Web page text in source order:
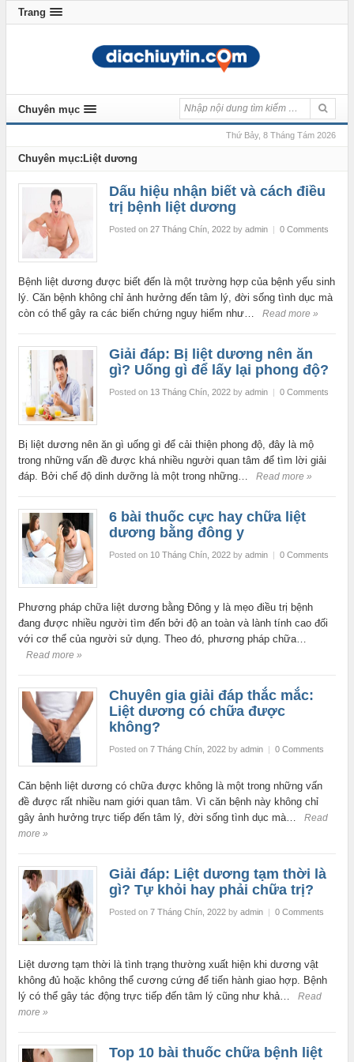
Trang
Chuyên mục
Thứ Bảy, 8 Tháng Tám 2026
Chuyên mục:Liệt dương
Dấu hiệu nhận biết và cách điều
trị bệnh liệt dương
Posted on 27 Tháng Chín, 2022by admin | 0 Comments
Bệnh liệt dương được biết đến là một trường hợp của bệnh yếu sinh
lý. Căn bệnh không chỉ ảnh hưởng đến tâm lý, đời sống tình dục mà
còn có thể gây ra các biến chứng nguy hiểm như…
Read more »
Giải đáp: Bị liệt dương nên ăn
gì? Uống gì để lấy lại phong độ?
Posted on 13 Tháng Chín, 2022by admin | 0 Comments
Bị liệt dương nên ăn gì uống gì để cải thiện phong độ, đây là mộ
trong những vấn đề được khá nhiều người quan tâm để tìm lời giải
đáp. Bởi chế độ dinh dưỡng là một trong những…
Read more »
6 bài thuốc cực hay chữa liệt
dương bằng đông y
Posted on 10 Tháng Chín, 2022by admin | 0 Comments
Phương pháp chữa liệt dương bằng Đông y là mẹo điều trị bệnh
đang được nhiều người tìm đến bởi độ an toàn và lành tính cao đối
với cơ thể của người sử dụng. Theo đó, phương pháp chữa…
Read more »
Chuyên gia giải đáp thắc mắc:
Liệt dương có chữa được
không?
Posted on 7 Tháng Chín, 2022by admin | 0 Comments
Căn bệnh liệt dương có chữa được không là một trong những vấn
đề được rất nhiều nam giới quan tâm. Vì căn bệnh này không chỉ
gây ảnh hưởng trực tiếp đến tâm lý, đời sống tình dục mà…
Read
more »
Giải đáp: Liệt dương tạm thời là
gì? Tự khỏi hay phải chữa trị?
Posted on 7 Tháng Chín, 2022by admin | 0 Comments
Liệt dương tạm thời là tình trạng thường xuất hiện khi dương vật
không đủ hoặc không thể cương cứng để tiến hành giao hợp. Bệnh
lý có thể gây tác động trực tiếp đến tâm lý cũng như khả…
Read
more »
Top 10 bài thuốc chữa bệnh liệt